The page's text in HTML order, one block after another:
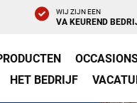
WIJ ZIJN EEN
VA KEUREND
HET BEDRIJF